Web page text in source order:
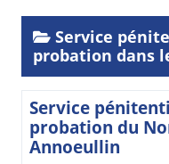
Service
probation dans
Service
probation du
Annoeullin